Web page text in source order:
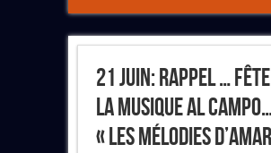
21 Juin: Rappel …
La Musique Al
« Les Mélodies